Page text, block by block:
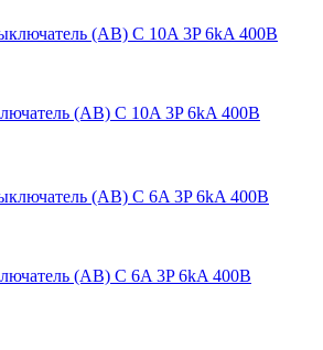
(АВ) C 10A 3P 6kA 400В
(АВ) C 6A 3P 6kA 400В